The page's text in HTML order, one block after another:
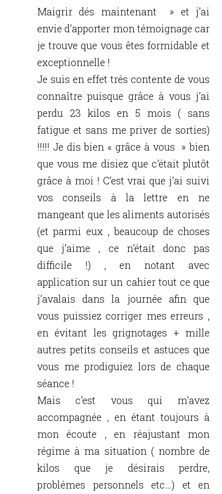
Maigrir dés maintenant » et j’ai
envie d’apporter mon témoignage car
je trouve que vous êtes formidable et
exceptionnelle !
Je suis en effet trés contente de vous
connaître puisque grâce à vous j’ai
perdu 23 kilos en 5 mois ( sans
fatigue et sans me priver de sorties)
!!!!! Je dis bien « grâce à vous » bien
que vous me disiez que c’était plutôt
grâce à moi ! C’est vrai que j’ai suivi
vos conseils à la lettre en ne
mangeant que les aliments autorisés
(et parmi eux , beaucoup de choses
que j’aime , ce n’était donc pas
difficile !) , en notant avec
application sur un cahier tout ce que
j’avalais dans la journée afin que
vous puissiez corriger mes erreurs ,
en évitant les grignotages + mille
autres petits conseils et astuces que
vous me prodiguiez lors de chaque
séance !
Mais c’est vous qui m’avez
accompagnée , en étant toujours à
mon écoute , en réajustant mon
régime à ma situation ( nombre de
kilos que je désirais perdre,
problémes personnels etc…) et en